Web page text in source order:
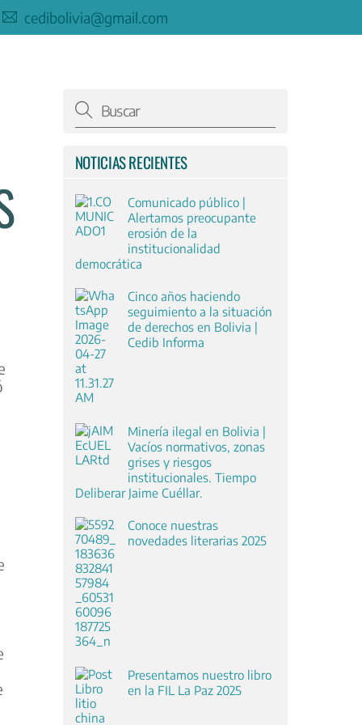
cedibolivia@gmail.com
NOTICIAS RECIENTES
Comunicado público |
Alertamos preocupante
erosión de la
institucionalidad
democrática
Cinco años haciendo
seguimiento a la situación
de derechos en Bolivia |
Cedib Informa
Minería ilegal en Bolivia |
Vacíos normativos, zonas
grises y riesgos
institucionales. Tiempo
Deliberar Jaime Cuéllar.
Conoce nuestras
novedades literarias 2025
Presentamos nuestro libro
en la FIL La Paz 2025